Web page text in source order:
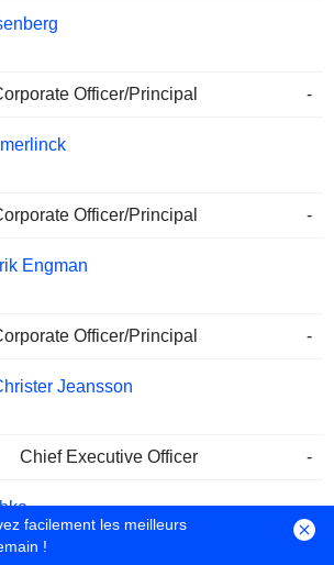
Officer/Principal -
Officer/Principal -
Engman
Officer/Principal -
Jeansson
Chief Executive Officer -
facilement les meilleurs
!